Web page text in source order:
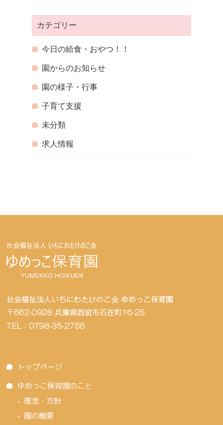
カテゴリー
今日の給食・おやつ！！
園からのお知らせ
園の様子・行事
子育て支援
未分類
求人情報
トップページ
ゆめっこ保育園のこと
理念・方針
園の概要